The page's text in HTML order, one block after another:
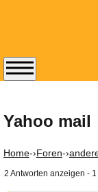
Yahoo mail
Home-›Foren-›
2 Antworten anzeigen -
Abonnieren
Mailhilfe.de
Der ständig